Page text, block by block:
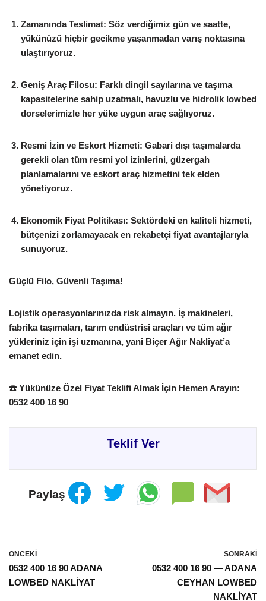
Zamanında Teslimat: Söz verdiğimiz gün ve saatte,
yükünüzü hiçbir gecikme yaşanmadan varış noktasına
ulaştırıyoruz.
Geniş Araç Filosu: Farklı dingil sayılarına ve taşıma
kapasitelerine sahip uzatmalı, havuzlu ve hidrolik lowbed
dorselerimizle her yüke uygun araç sağlıyoruz.
Resmi İzin ve Eskort Hizmeti: Gabari dışı taşımalarda
gerekli olan tüm resmi yol izinlerini, güzergah
planlamalarını ve eskort araç hizmetini tek elden
yönetiyoruz.
Ekonomik Fiyat Politikası: Sektördeki en kaliteli hizmeti,
bütçenizi zorlamayacak en rekabetçi fiyat avantajlarıyla
sunuyoruz.
Güçlü Filo, Güvenli Taşıma!
Lojistik operasyonlarınızda risk almayın. İş makineleri,
fabrika taşımaları, tarım endüstrisi araçları ve tüm ağır
yükleriniz için işi uzmanına, yani Biçer Ağır Nakliyat’a
emanet edin.
☎️Yükünüze Özel Fiyat Teklifi Almak İçin Hemen Arayın:
0532 400 16 90
Teklif Ver
Paylaş
ÖNCEKI
0532 400 16 90 ADANA
LOWBED NAKLİYAT
SONRAKI
0532 400 16 90 — ADANA
CEYHAN LOWBED
NAKLİYAT